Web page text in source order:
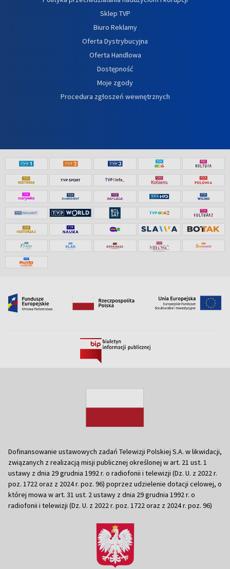
Sklep TVP
Biuro Reklamy
Oferta Dystrybucyjna
Oferta Handlowa
Dostępność
Moje zgody
Procedura zgłoszeń wewnętrznych
Dofinansowanie ustawowych zadań Telewizji Polskiej S.A. w likwidacji,
związanych z realizacją misji publicznej określonej w art. 21 ust. 1
ustawy z dnia 29 grudnia 1992 r. o radiofonii i telewizji (Dz. U. z 2022 r.
poz. 1722 oraz z 2024 r. poz. 96) poprzez udzielenie dotacji celowej, o
której mowa w art. 31 ust. 2 ustawy z dnia 29 grudnia 1992 r. o
radiofonii i telewizji (Dz. U. z 2022 r. poz. 1722 oraz z 2024 r. poz. 96)